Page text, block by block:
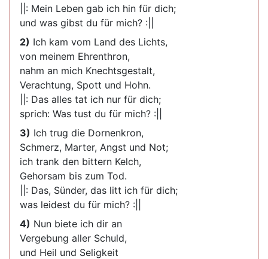
||: Mein Leben gab ich hin für dich;
und was gibst du für mich? :||
2) Ich kam vom Land des Lichts,
von meinem Ehrenthron,
nahm an mich Knechtsgestalt,
Verachtung, Spott und Hohn.
||: Das alles tat ich nur für dich;
sprich: Was tust du für mich? :||
3) Ich trug die Dornenkron,
Schmerz, Marter, Angst und Not;
ich trank den bittern Kelch,
Gehorsam bis zum Tod.
||: Das, Sünder, das litt ich für dich;
was leidest du für mich? :||
4) Nun biete ich dir an
Vergebung aller Schuld,
und Heil und Seligkeit